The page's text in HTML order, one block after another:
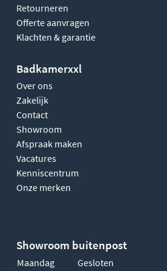
Retourneren
Offerte aanvragen
Klachten & garantie
Badkamerxxl
Over ons
Zakelijk
Contact
Showroom
Afspraak maken
Vacatures
Kenniscentrum
Onze merken
Showroom buitenpost
Maandag Gesloten